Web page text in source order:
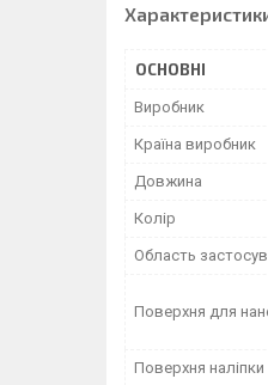
ОСНОВНІ
Виробник
Країна виробник
Довжина
Колір
Область
Поверхня для
Поверхня наліпки